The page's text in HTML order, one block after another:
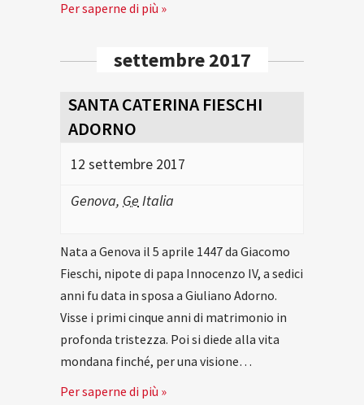
Per saperne di più »
settembre 2017
SANTA CATERINA FIESCHI
ADORNO
12 settembre 2017
Genova, Ge Italia
Nata a Genova il 5 aprile 1447 da Giacomo
Fieschi, nipote di papa Innocenzo IV, a sedici
anni fu data in sposa a Giuliano Adorno.
Visse i primi cinque anni di matrimonio in
profonda tristezza. Poi si diede alla vita
mondana finché, per una visione…
Per saperne di più »